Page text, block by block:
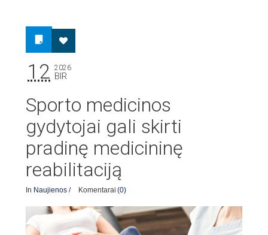
12 2026
BIR
Sporto medicinos
gydytojai gali skirti
pradinę medicininę
reabilitaciją
In Naujienos / Komentarai (0)